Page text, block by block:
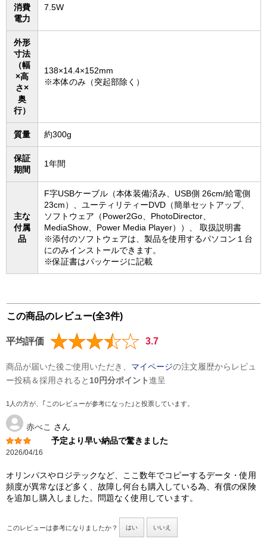
消費
電力
7.5W
外形
寸法
（幅
×高
さ×
奥
行）
138×14.4×152mm
※本体のみ（突起部除く）
質量 約300g
保証
期間
1年間
主な
付属
品
F字USBケーブル（本体装備済み、USB側 26cm/給電側
23cm）、ユーティリティーDVD（簡単セットアップ、
ソフトウェア（Power2Go、PhotoDirector、
MediaShow、Power Media Player））、 取扱説明書
※添付のソフトウェアは、製品を使用するパソコン１台
にのみインストールできます。
※保証書はパッケージに記載
この商品のレビュー(全3件)
平均評価 3.7
商品が届いた後ご使用いただき、 マイページの注文履歴からレビュ
ー投稿＆採用されると 10円分ポイント進呈
1人の方が、｢このレビューが参考になった｣と投票しています。
赤べこ さん
予定より早い納品で驚きました
2026/04/16
オリンパスやロジテックなど、ここ数年でコピーするデータ・使用
頻度が異常なほど多く、故障し何台も購入している為、有償の保険
を追加し購入しました。問題なく使用しています。
このレビューは参考になりましたか？ はい いいえ